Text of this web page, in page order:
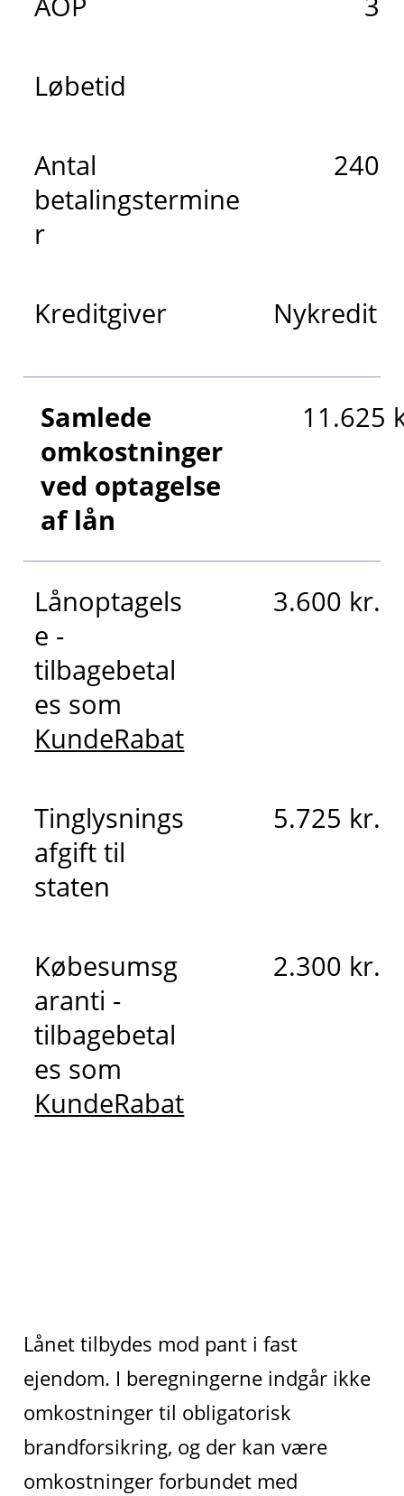
Løbetid
Antal
betalingstermine
r
240
Kreditgiver Nykredit
Samlede
omkostninger
ved optagelse
af lån
11.625
Lånoptagels
e -
tilbagebetal
es som
KundeRabat
3.600 kr.
Tinglysnings
afgift til
staten
5.725 kr.
Købesumsg
aranti -
tilbagebetal
es som
KundeRabat
2.300 kr.
Lånet tilbydes mod pant i fast
ejendom. I beregningerne indgår ikke
omkostninger til obligatorisk
brandforsikring, og der kan være
omkostninger forbundet med